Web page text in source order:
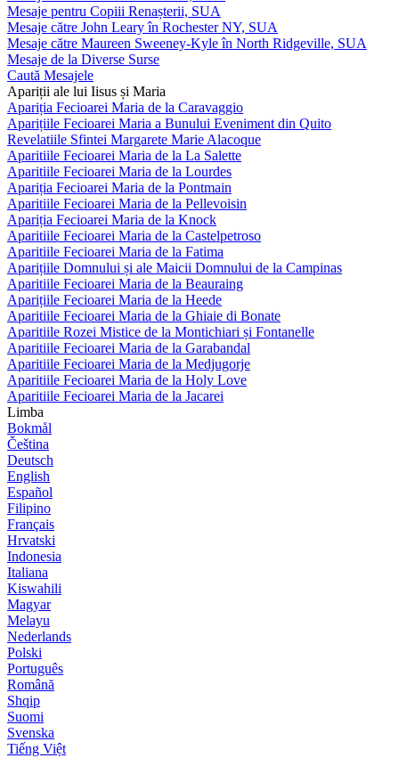
Mesaje pentru Copiii Renașterii, SUA
Mesaje către John Leary în Rochester NY, SUA
Mesaje către Maureen Sweeney-Kyle în North Ridgeville, SUA
Mesaje de la Diverse Surse
Caută Mesajele
Apariții ale lui Iisus și Maria
Apariția Fecioarei Maria de la Caravaggio
Aparițiile Fecioarei Maria a Bunului Eveniment din Quito
Revelatiile Sfintei Margarete Marie Alacoque
Aparitiile Fecioarei Maria de la La Salette
Aparitiile Fecioarei Maria de la Lourdes
Apariția Fecioarei Maria de la Pontmain
Aparitiile Fecioarei Maria de la Pellevoisin
Apariția Fecioarei Maria de la Knock
Aparitiile Fecioarei Maria de la Castelpetroso
Aparitiile Fecioarei Maria de la Fatima
Aparițiile Domnului și ale Maicii Domnului de la Campinas
Aparitiile Fecioarei Maria de la Beauraing
Aparițiile Fecioarei Maria de la Heede
Aparitiile Fecioarei Maria de la Ghiaie di Bonate
Aparitiile Rozei Mistice de la Montichiari și Fontanelle
Aparitiile Fecioarei Maria de la Garabandal
Aparitiile Fecioarei Maria de la Medjugorje
Aparitiile Fecioarei Maria de la Holy Love
Aparitiile Fecioarei Maria de la Jacarei
Limba
Bokmål
Čeština
Deutsch
English
Español
Filipino
Français
Hrvatski
Indonesia
Italiana
Kiswahili
Magyar
Melayu
Nederlands
Polski
Português
Română
Shqip
Suomi
Svenska
Tiếng Việt